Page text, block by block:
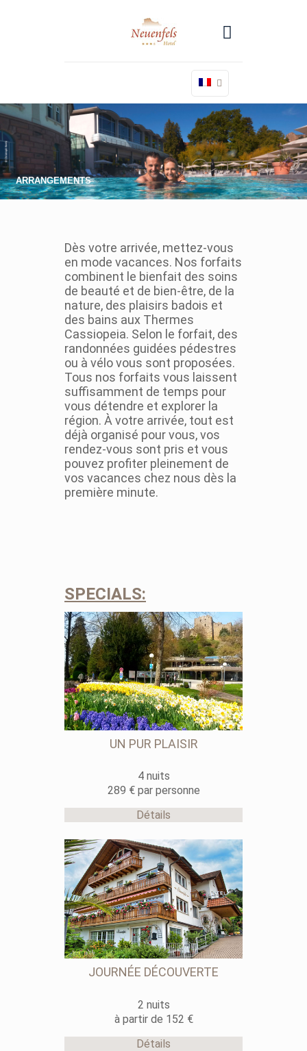
ARRANGEMENTS
Dès votre arrivée, mettez-vous
en mode vacances. Nos forfaits
combinent le bienfait des soins
de beauté et de bien-être, de la
nature, des plaisirs badois et
des bains aux Thermes
Cassiopeia. Selon le forfait, des
randonnées guidées pédestres
ou à vélo vous sont proposées.
Tous nos forfaits vous laissent
suffisamment de temps pour
vous détendre et explorer la
région. À votre arrivée, tout est
déjà organisé pour vous, vos
rendez-vous sont pris et vous
pouvez profiter pleinement de
vos vacances chez nous dès la
première minute.
SPECIALS:
UN PUR PLAISIR
4 nuits
289 € par personne
Détails
JOURNÉE DÉCOUVERTE
2 nuits
à partir de 152 €
Détails